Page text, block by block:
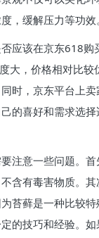
，缓解压力等功效。
应该在京东618购
大，价格相对比较
时，京东平台上
的喜好和需求选
注意一些问题。
含有毒害物质。
苔藓是一种比较
的技巧和经验。